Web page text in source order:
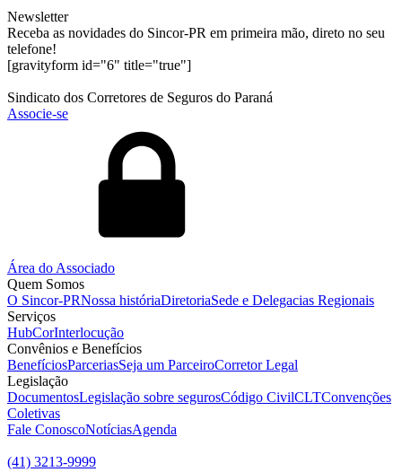
Newsletter
Receba as novidades do Sincor-PR em primeira mão, direto no seu
telefone!
[gravityform id="6" title="true"]
Sindicato dos Corretores de Seguros do Paraná
Associe-se
Área do Associado
Quem Somos
O Sincor-PRNossa históriaDiretoriaSede e Delegacias Regionais
Serviços
HubCorInterlocução
Convênios e Benefícios
BenefíciosParceriasSeja um ParceiroCorretor Legal
Legislação
DocumentosLegislação sobre segurosCódigo CivilCLTConvenções
Coletivas
Fale ConoscoNotíciasAgenda
(41) 3213-9999